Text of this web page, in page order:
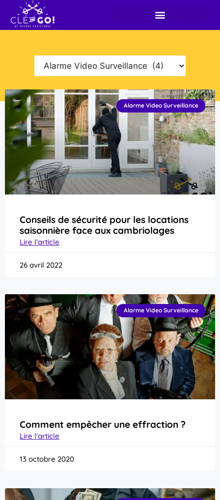
Alarme Video Surveillance
Conseils de sécurité pour les locations
saisonnière face aux cambriolages
Lire l'article
26 avril 2022
Alarme Video Surveillance
Comment empêcher une effraction ?
Lire l'article
13 octobre 2020